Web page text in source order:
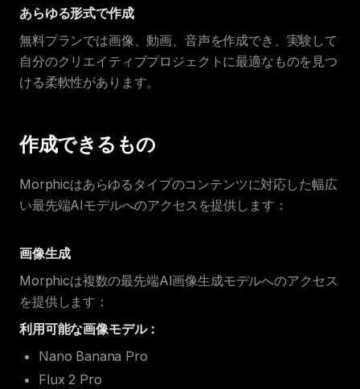
あらゆる形式で作成
無料プランでは画像、動画、音声を作成でき、実験して
自分のクリエイティブプロジェクトに最適なものを見つ
ける柔軟性があります。
作成できるもの
Morphicはあらゆるタイプのコンテンツに対応した幅広
い最先端AIモデルへのアクセスを提供します：
画像生成
Morphicは複数の最先端AI画像生成モデルへのアクセス
を提供します：
利用可能な画像モデル：
Nano Banana Pro
Flux 2 Pro